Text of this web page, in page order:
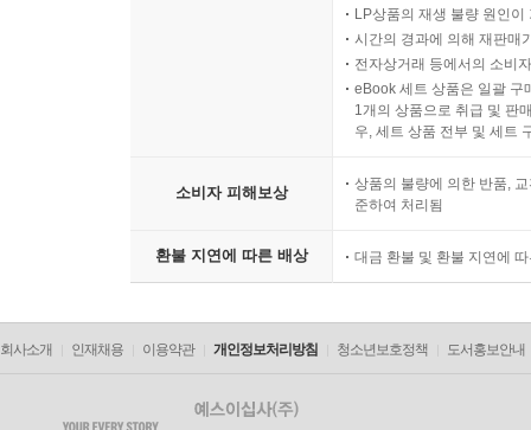
LP상품의 재생 불량 원인
시간의 경과에 의해 재판매
전자상거래 등에서의 소비
eBook 세트 상품은 일괄 구
1개의 상품으로 취급 및 판
우, 세트 상품 전부 및 세트
소비자 피해보상
상품의 불량에 의한 반품,
준하여 처리됨
환불 지연에 따른 배상 대금 환불 및 환불 지연에
회사소개 인재채용 이용약관 개인정보처리방침 청소년보호정책 도서홍보안내